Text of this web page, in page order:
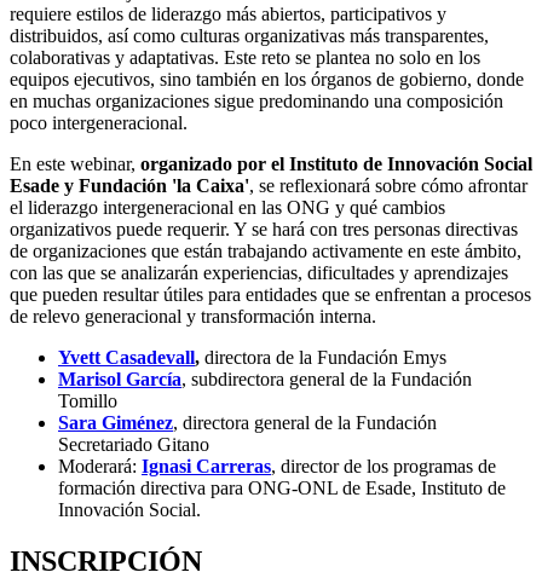
requiere estilos de liderazgo más abiertos, participativos y
distribuidos, así como culturas organizativas más transparentes,
colaborativas y adaptativas. Este reto se plantea no solo en los
equipos ejecutivos, sino también en los órganos de gobierno, donde
en muchas organizaciones sigue predominando una composición
poco intergeneracional.
En este webinar, organizado por el Instituto de Innovación Social
Esade y Fundación 'la Caixa', se reflexionará sobre cómo afrontar
el liderazgo intergeneracional en las ONG y qué cambios
organizativos puede requerir. Y se hará con tres personas directivas
de organizaciones que están trabajando activamente en este ámbito,
con las que se analizarán experiencias, dificultades y aprendizajes
que pueden resultar útiles para entidades que se enfrentan a procesos
de relevo generacional y transformación interna.
Yvett Casadevall, directora de la Fundación Emys
Marisol García, subdirectora general de la Fundación
Tomillo
Sara Giménez, directora general de la Fundación
Secretariado Gitano
Moderará: Ignasi Carreras, director de los programas de
formación directiva para ONG-ONL de Esade, Instituto de
Innovación Social.
INSCRIPCIÓN